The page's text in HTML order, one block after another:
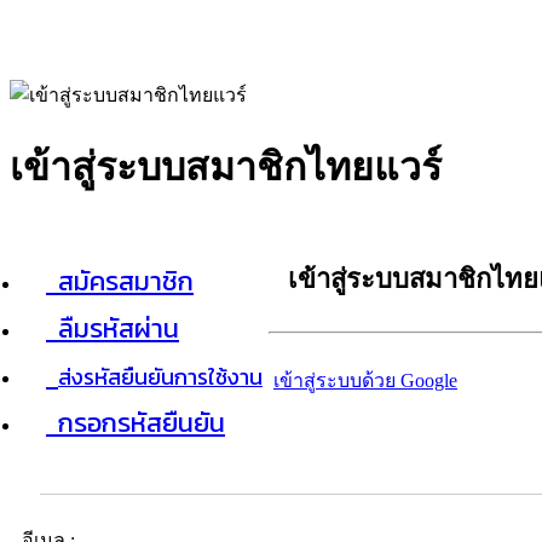
เข้าสู่ระบบสมาชิกไทยแวร์
สมัครสมาชิก
ลืมรหัสผ่าน
ส่งรหัสยืนยันการใช้งาน
กรอกรหัสยืนยัน
เข้าสู่ระบบสมาชิกไท
เข้าสู่ระบบด้วย Google